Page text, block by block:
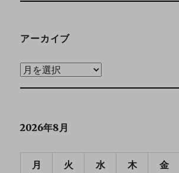
アーカイブ
2026年8月
月 火 水 木 金